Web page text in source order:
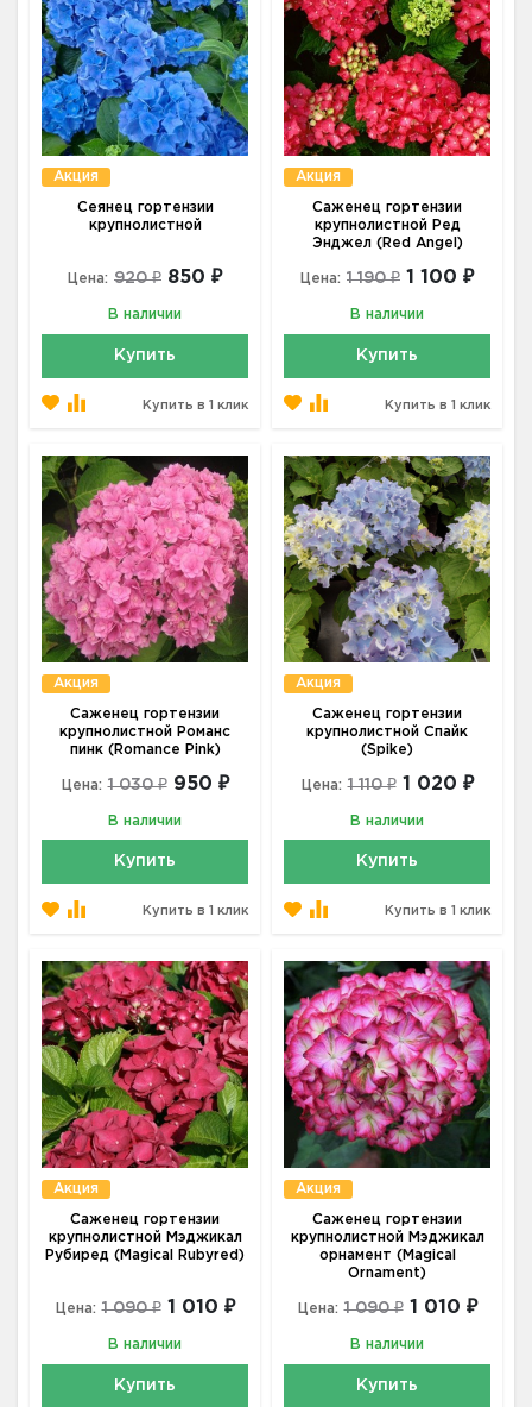
Акция
Сеянец гортензии
крупнолистной
Цена: 920 ₽ 850 ₽
В наличии
Купить
Купить в 1 клик
Акция
Саженец гортензии
крупнолистной Ред
Энджел (Red Angel)
Цена: 1 190 ₽ 1 100 ₽
В наличии
Купить
Купить в 1 клик
Акция
Саженец гортензии
крупнолистной Романс
пинк (Romance Pink)
Цена: 1 030 ₽ 950 ₽
В наличии
Купить
Купить в 1 клик
Акция
Саженец гортензии
крупнолистной Спайк
(Spike)
Цена: 1 110 ₽ 1 020 ₽
В наличии
Купить
Купить в 1 клик
Акция
Саженец гортензии
крупнолистной Мэджикал
Рубиред (Magical Rubyred)
Цена: 1 090 ₽ 1 010 ₽
В наличии
Купить
Акция
Саженец гортензии
крупнолистной Мэджикал
орнамент (Мagical
Ornament)
Цена: 1 090 ₽ 1 010 ₽
В наличии
Купить